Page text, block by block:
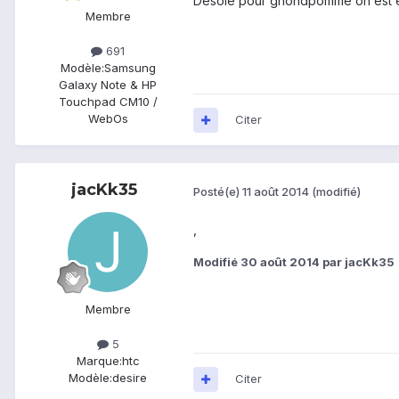
Membre
691
Modèle:Samsung
Galaxy Note & HP
Touchpad CM10 /
WebOs
Citer
jacKk35
Membre
5
Marque:htc
Modèle:desire
Posté(e) 11 août 2014 (modifié)
Modifié 30 août 2014 par jacKk35
Citer